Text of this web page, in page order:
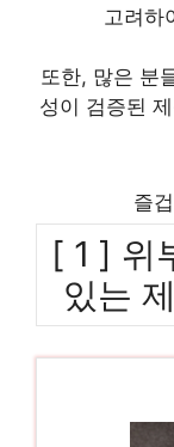
고려하
또한, 많은 분
성이 검증된
즐
[ 1 ] 위
있는